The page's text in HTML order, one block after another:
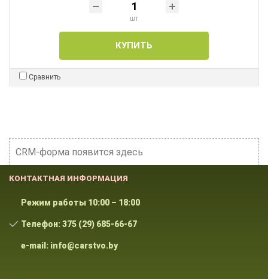
шт
КУПИТЬ
Сравнить
CRM-форма появится здесь
КОНТАКТНАЯ ИНФОРМАЦИЯ
Режим работы 10:00 – 18:00
Телефон: 375 (29) 685-66-67
e-mail: info@carstvo.by